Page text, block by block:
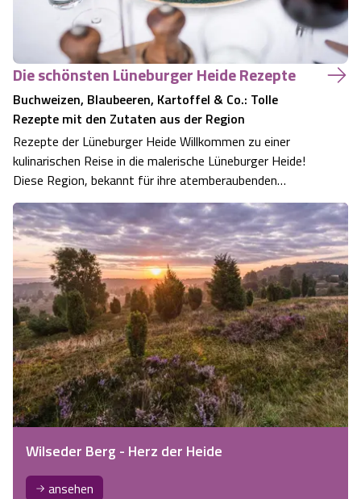
Die schönsten Lüneburger Heide Rezepte
Buchweizen, Blaubeeren, Kartoffel & Co.: Tolle
Rezepte mit den Zutaten aus der Region
Rezepte der Lüneburger Heide Willkommen zu einer
kulinarischen Reise in die malerische Lüneburger Heide!
Diese Region, bekannt für ihre atemberaubenden
Heidelandschaften und reiche Geschichte, ist auch ein
Schatzkästchen für Liebhaberinnen der regionalen Küche.
Wir entführen Sie in eine Welt volle…
Wilseder Berg - Herz der Heide
ansehen